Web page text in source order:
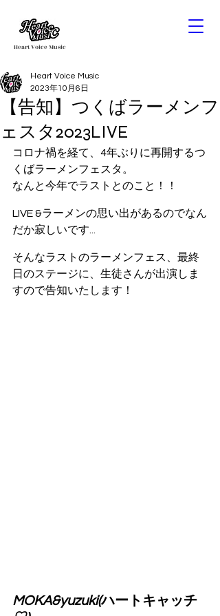
Heart Voice Music
【告知】つくばラーメンフ
ェスタ2023LIVE
Heart Voice Music
2023年10月6日
コロナ禍を経て、4年ぶりに再開するつ
くばラーメンフェスタ。
なんと今年でラストとのこと！！
LIVE &ラーメンの思い出があるのでなん
だか寂しいです...
そんなラストのラーメンフェス、最終
日のステージに、生徒さんが出演しま
すので告知いたします！
MOKA&yuzuki(ハートキャッチ